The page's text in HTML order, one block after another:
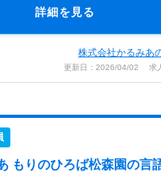
詳細を見る
株式会社かるみあ
更新日：2026/04/02 求
もりのひろば松森園の言